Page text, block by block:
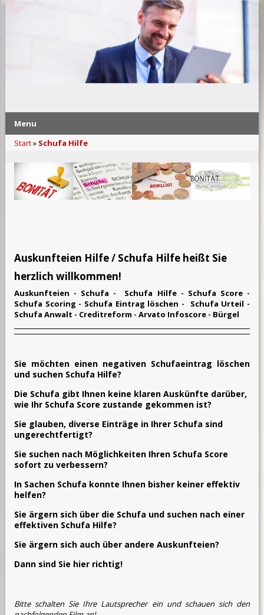
Menu
Start» Schufa Hilfe
Auskunfteien Hilfe / Schufa Hilfe heißt Sie
herzlich willkommen!
Auskunfteien - Schufa - Schufa Hilfe - Schufa Score -
Schufa Scoring - Schufa Eintrag löschen - Schufa Urteil -
Schufa Anwalt - Creditreform - Arvato Infoscore - Bürgel
Sie möchten einen negativen Schufaeintrag löschen
und suchen Schufa Hilfe?
Die Schufa gibt Ihnen keine klaren Auskünfte darüber,
wie Ihr Schufa Score zustande gekommen ist?
Sie glauben, diverse Einträge in Ihrer Schufa sind
ungerechtfertigt?
Sie suchen nach Möglichkeiten Ihren Schufa Score
sofort zu verbessern?
In Sachen Schufa konnte Ihnen bisher keiner effektiv
helfen?
Sie ärgern sich über die Schufa und suchen nach einer
effektiven Schufa Hilfe?
Sie ärgern sich auch über andere Auskunfteien?
Dann sind Sie hier richtig!
Bitte schalten Sie Ihre Lautsprecher ein und schauen sich den